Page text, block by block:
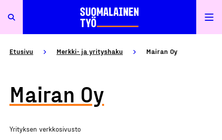
Etusivu Merkki- ja yrityshaku Mairan Oy
Mairan Oy
Yrityksen verkkosivusto